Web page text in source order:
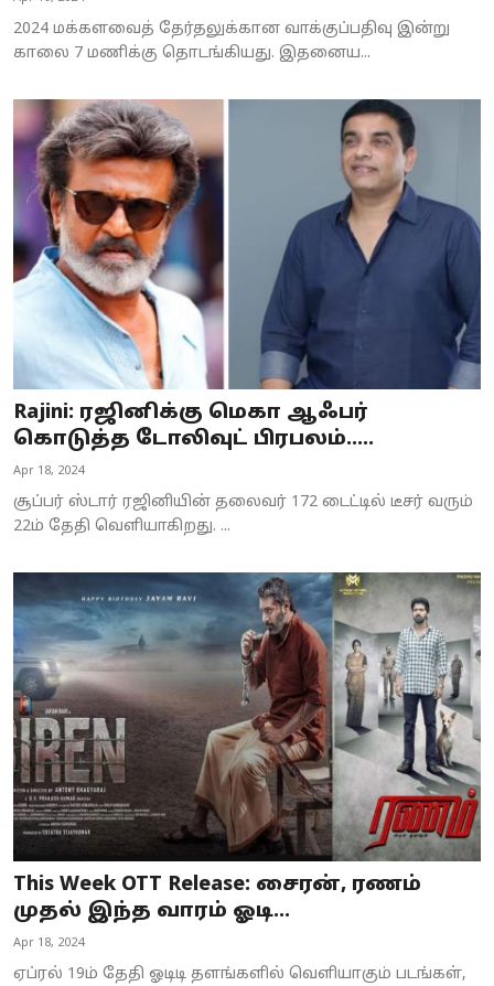
2024 மக்களவைத் தேர்தலுக்கான வாக்குப்பதிவு இன்று
காலை 7 மணிக்கு தொடங்கியது. இதனைய...
Rajini: ரஜினிக்கு மெகா ஆஃபர்
கொடுத்த டோலிவுட் பிரபலம்.....
Apr 18, 2024
சூப்பர் ஸ்டார் ரஜினியின் தலைவர் 172 டைட்டில் டீசர் வரும்
22ம் தேதி வெளியாகிறது. ...
This Week OTT Release: சைரன், ரணம்
முதல் இந்த வாரம் ஓடி...
Apr 18, 2024
ஏப்ரல் 19ம் தேதி ஓடிடி தளங்களில் வெளியாகும் படங்கள்,